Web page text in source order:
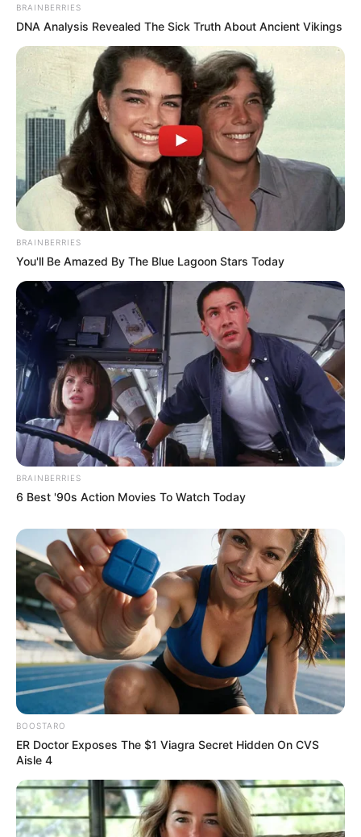
BRAINBERRIES
DNA Analysis Revealed The Sick Truth About Ancient Vikings
BRAINBERRIES
You'll Be Amazed By The Blue Lagoon Stars Today
BRAINBERRIES
6 Best '90s Action Movies To Watch Today
BOOSTARO
ER Doctor Exposes The $1 Viagra Secret Hidden On CVS
Aisle 4